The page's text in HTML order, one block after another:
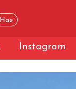
Instagram